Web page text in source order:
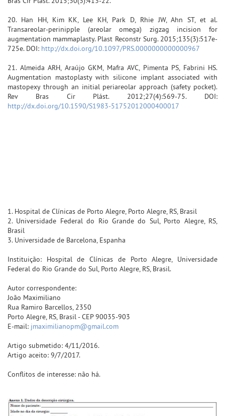
20. Han HH, Kim KK, Lee KH, Park D, Rhie JW, Ahn ST, et al.
Transareolar-perinipple (areolar omega) zigzag incision for
augmentation mammaplasty. Plast Reconstr Surg. 2015;135(3):517e-
725e. DOI: http://dx.doi.org/10.1097/PRS.0000000000000967
21. Almeida ARH, Araújo GKM, Mafra AVC, Pimenta PS, Fabrini HS.
Augmentation mastoplasty with silicone implant associated with
mastopexy through an initial periareolar approach (safety pocket).
Rev Bras Cir Plást. 2012;27(4):569-75. DOI:
http://dx.doi.org/10.1590/S1983-51752012000400017
1. Hospital de Clínicas de Porto Alegre, Porto Alegre, RS, Brasil
2. Universidade Federal do Rio Grande do Sul, Porto Alegre, RS,
Brasil
3. Universidade de Barcelona, Espanha
Instituição: Hospital de Clínicas de Porto Alegre, Universidade
Federal do Rio Grande do Sul, Porto Alegre, RS, Brasil.
Autor correspondente:
João Maximiliano
Rua Ramiro Barcellos, 2350
Porto Alegre, RS, Brasil - CEP 90035-903
E-mail: jmaximilianopm@gmail.com
Artigo submetido: 4/11/2016.
Artigo aceito: 9/7/2017.
Conflitos de interesse: não há.